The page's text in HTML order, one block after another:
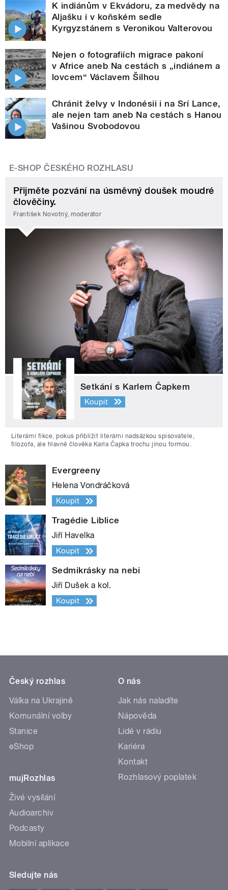
K indiánům v Ekvádoru, za medvědy na
Aljašku i v koňském sedle
Kyrgyzstánem s Veronikou Valterovou
Nejen o fotografiích migrace pakoní
v Africe aneb Na cestách s „indiánem a
lovcem“ Václavem Šilhou
Chránit želvy v Indonésii i na Srí Lance,
ale nejen tam aneb Na cestách s Hanou
Vašinou Svobodovou
E-SHOP ČESKÉHO ROZHLASU
Přijměte pozvání na úsměvný doušek moudré
člověčiny.
František Novotný, moderátor
Setkání s Karlem Čapkem
Koupit
Literární fikce, pokus přiblížit literární nadsázkou spisovatele,
filozofa, ale hlavně člověka Karla Čapka trochu jinou formou.
Evergreeny
Helena Vondráčková
Koupit
Tragédie Liblice
Jiří Havelka
Koupit
Sedmikrásky na nebi
Jiří Dušek a kol.
Koupit
Český rozhlas
Válka na Ukrajině
Komunální volby
Stanice
eShop
mujRozhlas
Živé vysílání
Audioarchiv
Podcasty
Mobilní aplikace
O nás
Jak nás naladíte
Nápověda
Lidé v rádiu
Kariéra
Kontakt
Rozhlasový poplatek
Sledujte nás